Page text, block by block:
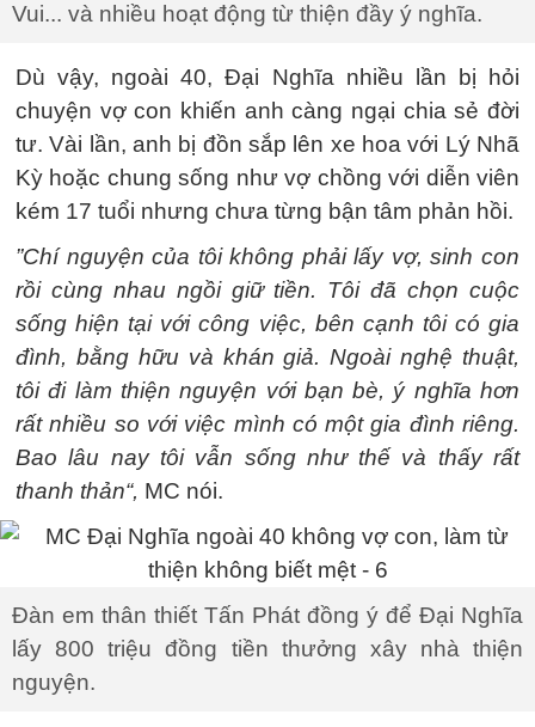
Vui... và nhiều hoạt động từ thiện đầy ý nghĩa.
Dù vậy, ngoài 40, Đại Nghĩa nhiều lần bị hỏi
chuyện vợ con khiến anh càng ngại chia sẻ đời
tư. Vài lần, anh bị đồn sắp lên xe hoa với Lý Nhã
Kỳ hoặc chung sống như vợ chồng với diễn viên
kém 17 tuổi nhưng chưa từng bận tâm phản hồi.
”Chí nguyện của tôi không phải lấy vợ, sinh con
rồi cùng nhau ngồi giữ tiền. Tôi đã chọn cuộc
sống hiện tại với công việc, bên cạnh tôi có gia
đình, bằng hữu và khán giả. Ngoài nghệ thuật,
tôi đi làm thiện nguyện với bạn bè, ý nghĩa hơn
rất nhiều so với việc mình có một gia đình riêng.
Bao lâu nay tôi vẫn sống như thế và thấy rất
thanh thản“, MC nói.
Đàn em thân thiết Tấn Phát đồng ý để Đại Nghĩa
lấy 800 triệu đồng tiền thưởng xây nhà thiện
nguyện.